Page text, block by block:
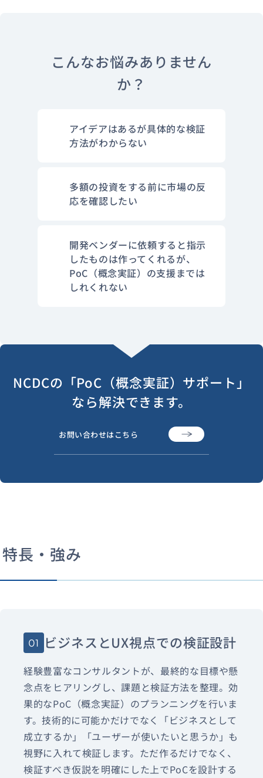
こんなお悩みありません
か？
アイデアはあるが具体的な検証
方法がわからない
多額の投資をする前に市場の反
応を確認したい
開発ベンダーに依頼すると指示
したものは作ってくれるが、
PoC（概念実証）の支援までは
しれくれない
NCDCの「PoC（概念実証）サポート」
なら解決できます。
お問い合わせはこちら
特長・強み
01 ビジネスとUX視点での検証設計
経験豊富なコンサルタントが、最終的な目標や懸
念点をヒアリングし、課題と検証方法を整理。効
果的なPoC（概念実証）のプランニングを行いま
す。技術的に可能かだけでなく「ビジネスとして
成立するか」「ユーザーが使いたいと思うか」も
視野に入れて検証します。ただ作るだけでなく、
検証すべき仮説を明確にした上でPoCを設計する